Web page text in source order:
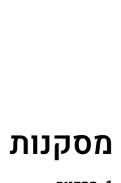
מסקנות